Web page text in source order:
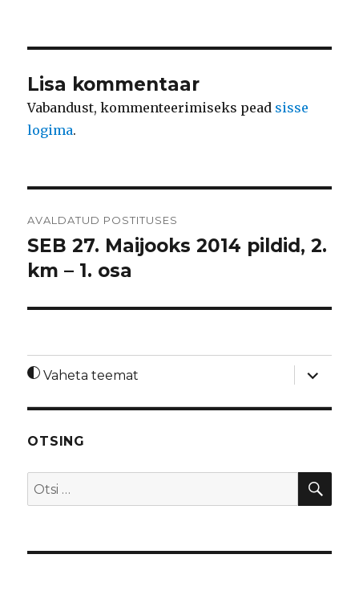
Lisa kommentaar
Vabandust, kommenteerimiseks pead sisse
logima.
AVALDATUD POSTITUSES
SEB 27. Maijooks 2014 pildid, 2.
km – 1. osa
Vaheta teemat
laienda
OTSING
Otsi: